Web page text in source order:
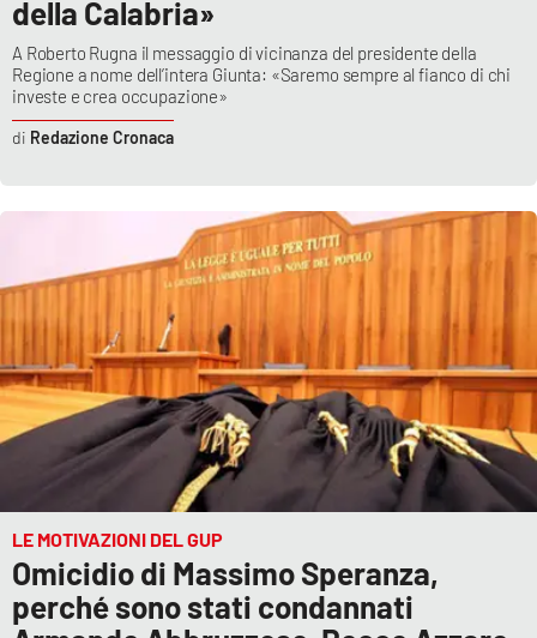
della Calabria»
A Roberto Rugna il messaggio di vicinanza del presidente della
Regione a nome dell’intera Giunta: «Saremo sempre al fianco di chi
investe e crea occupazione»
Redazione Cronaca
LE MOTIVAZIONI DEL GUP
Omicidio di Massimo Speranza,
perché sono stati condannati